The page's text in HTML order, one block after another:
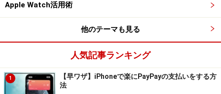
「新規タブで開く」を選択します。
Google検索結果の「YouTube」へのリンクを長押しし、メニ
Apple Watch活用術
他のテーマも見る
人気記事ランキング
1
【早ワザ】iPhoneで楽にPayPayの支払いをする方
法